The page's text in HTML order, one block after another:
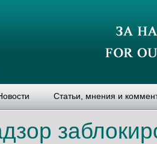
Статьи, мнения и